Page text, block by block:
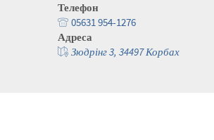
Телефон
05631 954-1276
Адреса
Зюдрінг 3, 34497 Корбах